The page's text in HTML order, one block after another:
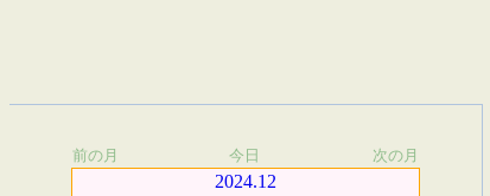
前の月 今日 次の月
2024.12